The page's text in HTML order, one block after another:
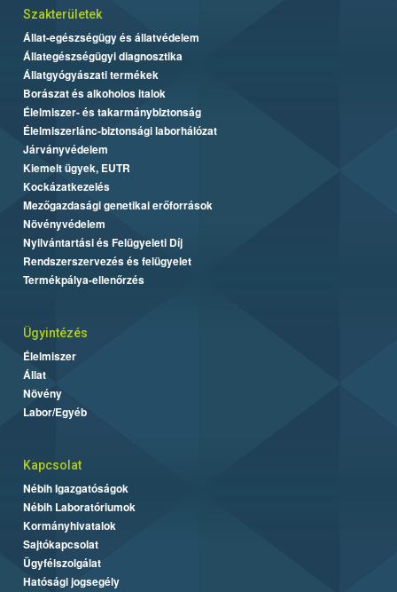
Szakterületek
Állat-egészségügy és állatvédelem
Állategészségügyi diagnosztika
Állatgyógyászati termékek
Borászat és alkoholos italok
Élelmiszer- és takarmánybiztonság
Élelmiszerlánc-biztonsági laborhálózat
Járványvédelem
Kiemelt ügyek, EUTR
Kockázatkezelés
Mezőgazdasági genetikai erőforrások
Növényvédelem
Nyilvántartási és Felügyeleti Díj
Rendszerszervezés és felügyelet
Termékpálya-ellenőrzés
Ügyintézés
Élelmiszer
Állat
Növény
Labor/Egyéb
Kapcsolat
Nébih Igazgatóságok
Nébih Laboratóriumok
Kormányhivatalok
Sajtókapcsolat
Ügyfélszolgálat
Hatósági jogsegély